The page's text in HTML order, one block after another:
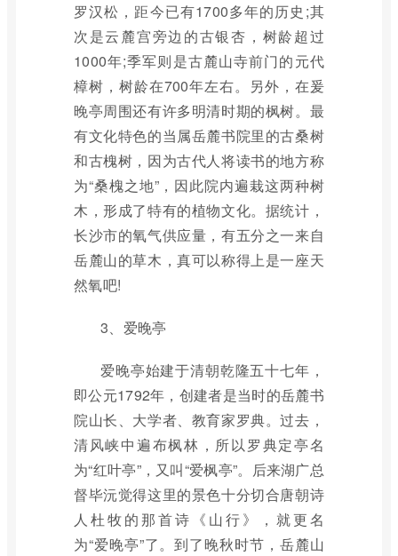
罗汉松，距今已有1700多年的历史;其
次是云麓宫旁边的古银杏，树龄超过
1000年;季军则是古麓山寺前门的元代
樟树，树龄在700年左右。另外，在爰
晚亭周围还有许多明清时期的枫树。最
有文化特色的当属岳麓书院里的古桑树
和古槐树，因为古代人将读书的地方称
为“桑槐之地”，因此院内遍栽这两种树
木，形成了特有的植物文化。据统计，
长沙市的氧气供应量，有五分之一来自
岳麓山的草木，真可以称得上是一座天
然氧吧!
3、爱晚亭
爱晚亭始建于清朝乾隆五十七年，
即公元1792年，创建者是当时的岳麓书
院山长、大学者、教育家罗典。过去，
清风峡中遍布枫林，所以罗典定亭名
为“红叶亭”，又叫“爱枫亭”。后来湖广总
督毕沅觉得这里的景色十分切合唐朝诗
人杜牧的那首诗《山行》，就更名
为“爱晚亭”了。到了晚秋时节，岳麓山